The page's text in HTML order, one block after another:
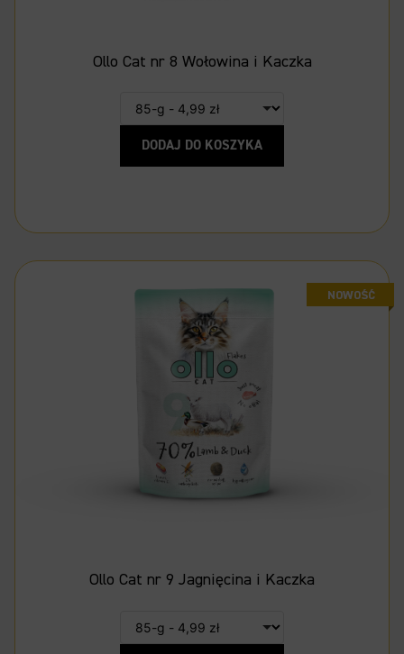
Ollo Cat nr 8 Wołowina i Kaczka
DODAJ DO KOSZYKA
Ollo Cat nr 9 Jagnięcina i Kaczka